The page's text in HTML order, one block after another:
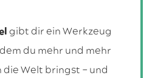
gibt dir ein Werkzeug
du mehr und mehr
Welt bringst – und